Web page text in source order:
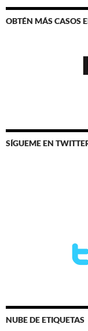
OBTÉN MÁS CASOS
SÍGUEME EN
NUBE DE ETIQUETAS